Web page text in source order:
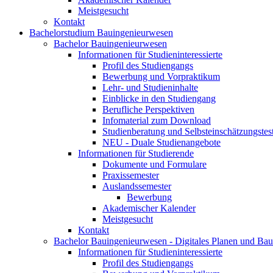
Meistgesucht
Kontakt
Bachelorstudium Bauingenieurwesen
Bachelor Bauingenieurwesen
Informationen für Studieninteressierte
Profil des Studiengangs
Bewerbung und Vorpraktikum
Lehr- und Studieninhalte
Einblicke in den Studiengang
Berufliche Perspektiven
Infomaterial zum Download
Studienberatung und
NEU - Duale Studienangebote
Informationen für Studierende
Dokumente und Formulare
Praxissemester
Auslandssemester
Bewerbung
Akademischer Kalender
Meistgesucht
Kontakt
Bachelor Bauingenieurwesen - Digitales Planen und
Informationen für Studieninteressierte
Profil des Studiengangs